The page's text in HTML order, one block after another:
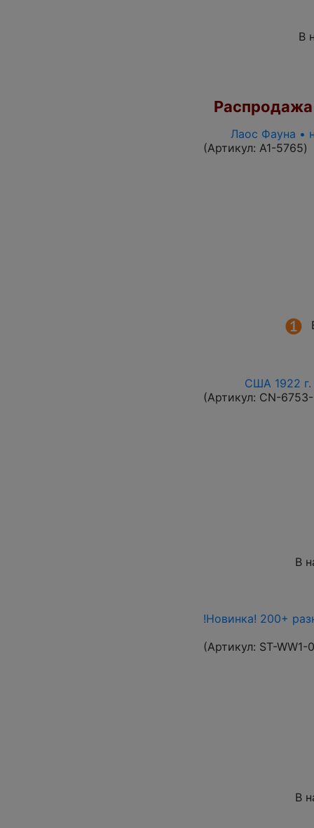
В
Распродажа
Лаос Фауна •
(Артикул: A1-5765)
США 1922 г.
(Артикул: CN-
В
!Новинка! 200+
(Артикул: ST-
В